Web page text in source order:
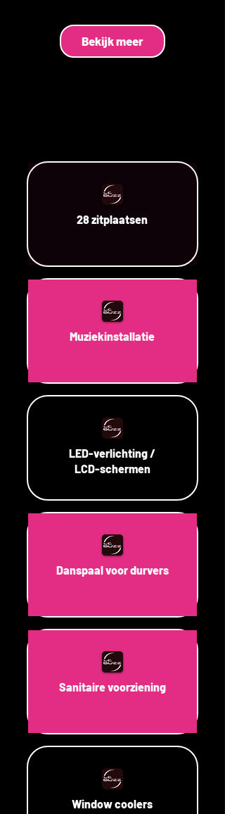
Bekijk meer
28 zitplaatsen
Muziekinstallatie
LED-verlichting /
LCD-schermen
Danspaal voor durvers
Sanitaire voorziening
Window coolers